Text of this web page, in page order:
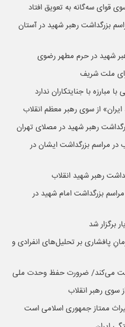
قوای سه‌گانه به تعویق افتاد
بزرگداشت رهبر شهید در آستان
شهید در حرم مطهر رضوی
ملت شریف
مبارزه با جنایتکاران ندارد
از سوی رهبر معظم انقلاب
رهبر شهید در مصلای تهران
در مراسم بزرگداشت ایشان در
رهبر شهید انقلاب
دعوت استاندار از مردم برای حضور در ۲ مراسم بزرگداشت امام شهید در
برگزار شد
پافشاری بر تحلیل‌های انفرادی و
می‌کند/ ضرورت حفظ وحدت ملی
سوی رهبر انقلاب
ممتاز جمهوری اسلامی است